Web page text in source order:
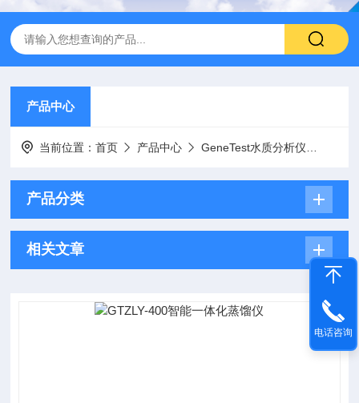
产品中心
当前位置：首页 产品中心 GeneTest水质分析仪
产品分类
相关文章
电话咨询